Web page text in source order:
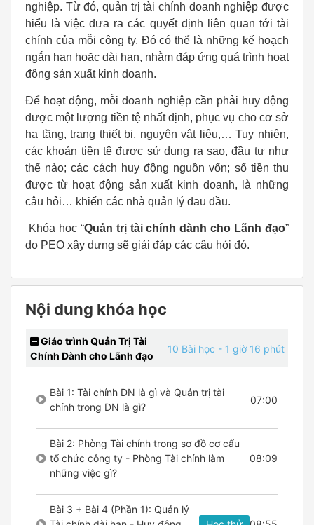
nghiệp. Từ đó, quản trị tài chính doanh nghiệp được
hiểu là việc đưa ra các quyết định liên quan tới tài
chính của mỗi công ty. Đó có thể là những kế hoạch
ngắn hạn hoặc dài hạn, nhằm đáp ứng quá trình hoạt
động sản xuất kinh doanh.
Để hoạt động, mỗi doanh nghiệp cần phải huy động
được một lượng tiền tệ nhất định, phục vụ cho cơ sở
hạ tầng, trang thiết bị, nguyên vật liệu,… Tuy nhiên,
các khoản tiền tệ được sử dụng ra sao, đầu tư như
thế nào; các cách huy động nguồn vốn; số tiền thu
được từ hoạt động sản xuất kinh doanh, là những
câu hỏi… khiến các nhà quản lý đau đầu.
Khóa học “Quản trị tài chính dành cho Lãnh đạo”
do PEO xây dựng sẽ giải đáp các câu hỏi đó.
Nội dung khóa học
Giáo trình Quản Trị Tài
Chính Dành cho Lãnh đạo
10 Bài học - 1 giờ 16 phút
Bài 1: Tài chính DN là gì và Quản trị tài
chính trong DN là gì?
07:00
Bài 2: Phòng Tài chính trong sơ đồ cơ cấu
tổ chức công ty - Phòng Tài chính làm
những việc gì?
08:09
Bài 3 + Bài 4 (Phần 1): Quản lý